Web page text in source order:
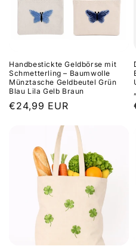
Handbestickte Geldbörse mit
Schmetterling – Baumwolle
Münztasche Geldbeutel Grün
Blau Lila Gelb Braun
Regular
€24,99 EUR